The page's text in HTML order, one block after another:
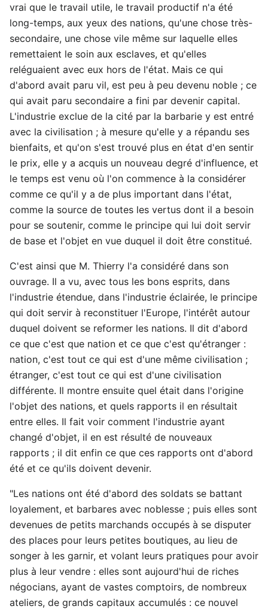
vrai que le travail utile, le travail productif n'a été
long-temps, aux yeux des nations, qu'une chose très-
secondaire, une chose vile même sur laquelle elles
remettaient le soin aux esclaves, et qu'elles
reléguaient avec eux hors de l'état. Mais ce qui
d'abord avait paru vil, est peu à peu devenu noble ; ce
qui avait paru secondaire a fini par devenir capital.
L'industrie exclue de la cité par la barbarie y est entré
avec la civilisation ; à mesure qu'elle y a répandu ses
bienfaits, et qu'on s'est trouvé plus en état d'en sentir
le prix, elle y a acquis un nouveau degré d'influence, et
le temps est venu où l'on commence à la considérer
comme ce qu'il y a de plus important dans l'état,
comme la source de toutes les vertus dont il a besoin
pour se soutenir, comme le principe qui lui doit servir
de base et l'objet en vue duquel il doit être constitué.
C'est ainsi que M. Thierry l'a considéré dans son
ouvrage. Il a vu, avec tous les bons esprits, dans
l'industrie étendue, dans l'industrie éclairée, le principe
qui doit servir à reconstituer l'Europe, l'intérêt autour
duquel doivent se reformer les nations. Il dit d'abord
ce que c'est que nation et ce que c'est qu'étranger :
nation, c'est tout ce qui est d'une même civilisation ;
étranger, c'est tout ce qui est d'une civilisation
différente. Il montre ensuite quel était dans l'origine
l'objet des nations, et quels rapports il en résultait
entre elles. Il fait voir comment l'industrie ayant
changé d'objet, il en est résulté de nouveaux
rapports ; il dit enfin ce que ces rapports ont d'abord
été et ce qu'ils doivent devenir.
"Les nations ont été d'abord des soldats se battant
loyalement, et barbares avec noblesse ; puis elles sont
devenues de petits marchands occupés à se disputer
des places pour leurs petites boutiques, au lieu de
songer à les garnir, et volant leurs pratiques pour avoir
plus à leur vendre : elles sont aujourd'hui de riches
négocians, ayant de vastes comptoirs, de nombreux
ateliers, de grands capitaux accumulés : ce nouvel